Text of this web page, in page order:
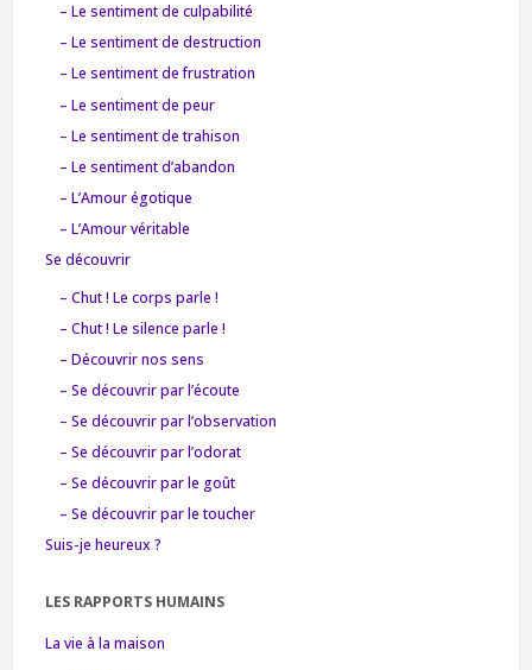
– Le sentiment de culpabilité
– Le sentiment de destruction
– Le sentiment de frustration
– Le sentiment de peur
– Le sentiment de trahison
– Le sentiment d’abandon
– L’Amour égotique
– L’Amour véritable
Se découvrir
– Chut ! Le corps parle !
– Chut ! Le silence parle !
– Découvrir nos sens
– Se découvrir par l’écoute
– Se découvrir par l’observation
– Se découvrir par l’odorat
– Se découvrir par le goût
– Se découvrir par le toucher
Suis-je heureux ?
LES RAPPORTS HUMAINS
La vie à la maison